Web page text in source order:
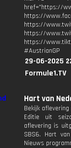
href="https://
https://
https://
https://
https://
#AustrianGP
29-06-2025
Formule1.TV
Hart van
Bekijk
Editie uit
aflevering is
SBS6. Hart
Nieuws